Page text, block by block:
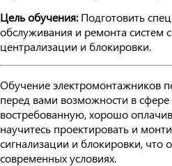
Цель обучения:Подготовить
обслуживания и ремонта систем
централизации и блокировки.
Обучение электромонтажников
перед вами возможности в сфере
востребованную, хорошо
научитесь проектировать и
сигнализации и блокировки, что
современных условиях.